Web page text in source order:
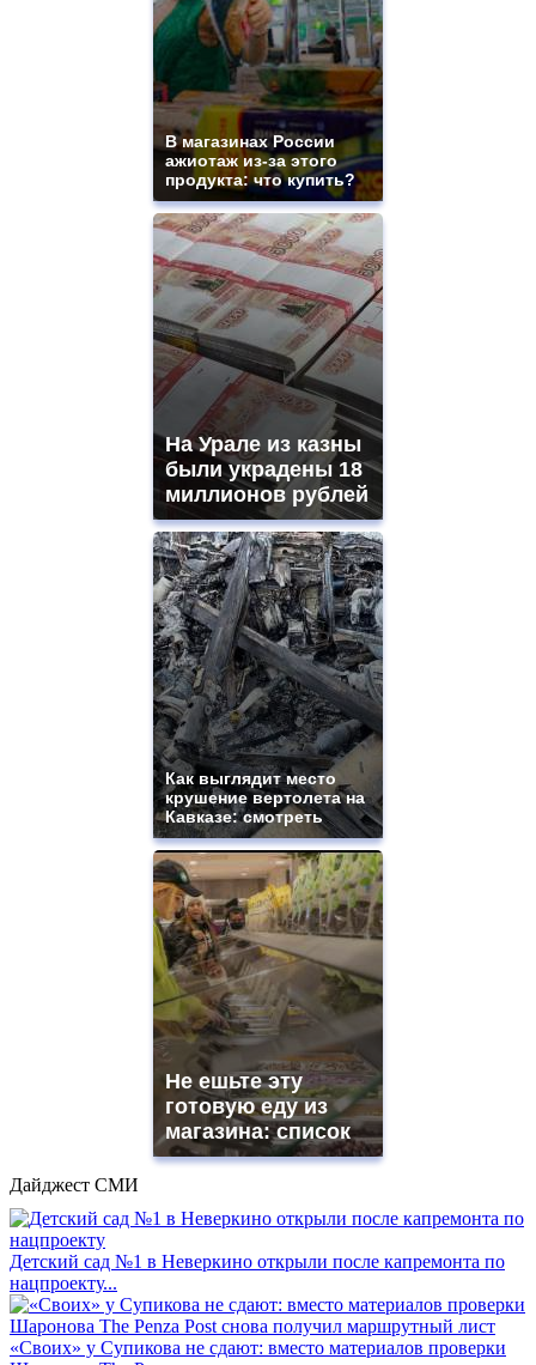
В магазинах России
ажиотаж из-за этого
продукта: что купить?
На Урале из казны
были украдены 18
миллионов рублей
Как выглядит место
крушение вертолета на
Кавказе: смотреть
Не ешьте эту
готовую еду из
магазина: список
Дайджест СМИ
Детский сад №1 в Неверкино открыли после капремонта по
нацпроекту...
«Своих» у Супикова не сдают: вместо материалов проверки